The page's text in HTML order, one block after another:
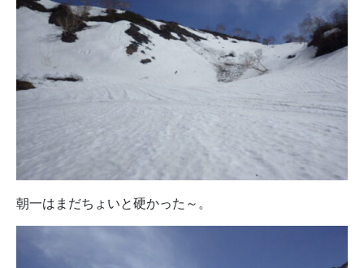
朝一はまだちょいと硬かった～。